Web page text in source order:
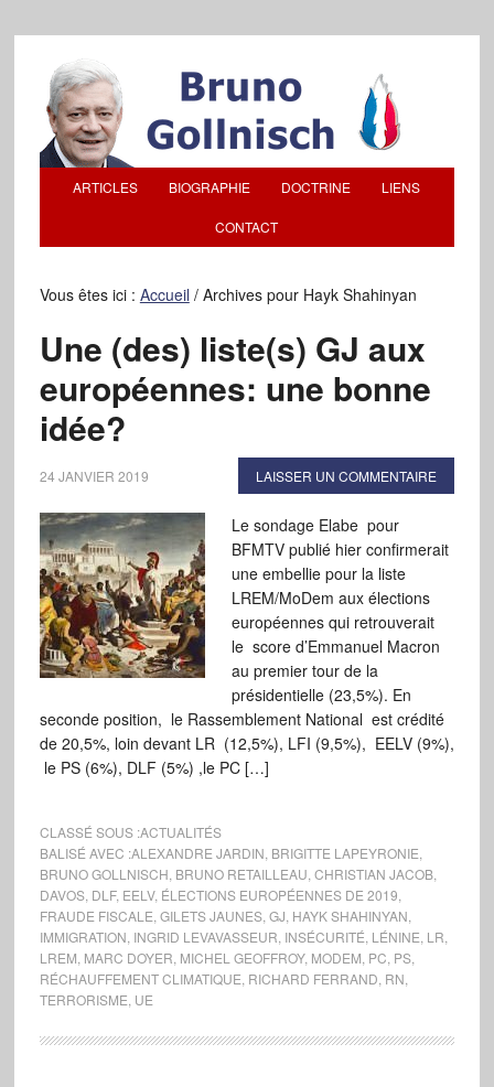
ARTICLES BIOGRAPHIE DOCTRINE LIENS
CONTACT
Vous êtes ici : Accueil /Archives pour Hayk Shahinyan
Une (des) liste(s) GJ aux
européennes: une bonne
idée?
24 JANVIER 2019 LAISSER UN COMMENTAIRE
Le sondage Elabe pour
BFMTV publié hier confirmerait
une embellie pour la liste
LREM/MoDem aux élections
européennes qui retrouverait
le score d’Emmanuel Macron
au premier tour de la
présidentielle (23,5%). En
seconde position, le Rassemblement National est crédité
de 20,5%, loin devant LR (12,5%), LFI (9,5%), EELV (9%),
le PS (6%), DLF (5%) ,le PC […]
CLASSÉ SOUS :ACTUALITÉS
BALISÉ AVEC :ALEXANDRE JARDIN BRIGITTE LAPEYRONIE
BRUNO GOLLNISCH BRUNO RETAILLEAU CHRISTIAN JACOB,
DAVOS, DLF, EELV, ÉLECTIONS EUROPÉENNES DE 2019
FRAUDE FISCALE GILETS JAUNES, GJ HAYK SHAHINYAN
IMMIGRATION INGRID LEVAVASSEUR INSÉCURITÉ LÉNINE LR
LREM MARC DOYER MICHEL GEOFFROY, MODEM PC PS,
RÉCHAUFFEMENT CLIMATIQUE RICHARD FERRAND RN
TERRORISME UE